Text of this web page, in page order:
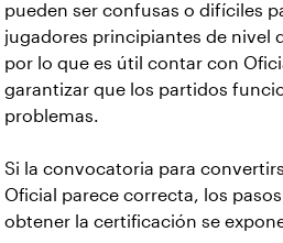
pueden ser confusas o difíciles
jugadores principiantes de nivel
por lo que es útil contar con
garantizar que los partidos
problemas.
Si la convocatoria para
Oficial parece correcta, los
obtener la certificación se